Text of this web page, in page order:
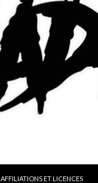
AFFILIATIONS ET LICENCES